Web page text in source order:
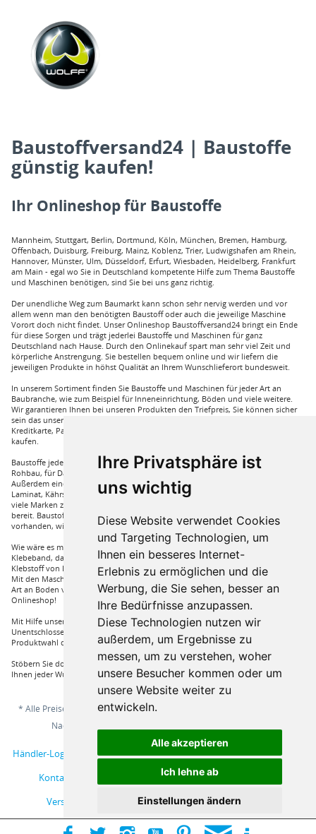
Ihre Privatsphäre ist
uns wichtig
Diese Website verwendet Cookies
und Targeting Technologien, um
Ihnen ein besseres Internet-
Erlebnis zu ermöglichen und die
Werbung, die Sie sehen, besser an
Ihre Bedürfnisse anzupassen.
Diese Technologien nutzen wir
außerdem, um Ergebnisse zu
messen, um zu verstehen, woher
unsere Besucher kommen oder um
unsere Website weiter zu
entwickeln.
Alle akzeptieren
Ich lehne ab
Einstellungen ändern
Baustoffversand24 | Baustoffe
günstig kaufen!
Ihr Onlineshop für Baustoffe
Mannheim, Stuttgart, Berlin, Dortmund, Köln, München, Bremen, Hamburg,
Offenbach, Duisburg, Freiburg, Mainz, Koblenz, Trier, Ludwigshafen am Rhein,
Hannover, Münster, Ulm, Düsseldorf, Erfurt, Wiesbaden, Heidelberg, Frankfurt
am Main - egal wo Sie in Deutschland kompetente Hilfe zum Thema Baustoffe
und Maschinen benötigen, sind Sie bei uns ganz richtig.
Der unendliche Weg zum Baumarkt kann schon sehr nervig werden und vor
allem wenn man den benötigten Baustoff oder auch die jeweilige Maschine
Vorort doch nicht findet. Unser Onlineshop Baustoffversand24 bringt ein Ende
für diese Sorgen und trägt jederlei Baustoffe und Maschinen für ganz
Deutschland nach Hause. Durch den Onlinekauf spart man sehr viel Zeit und
körperliche Anstrengung. Sie bestellen bequem online und wir liefern die
jeweiligen Produkte in höhst Qualität an Ihrem Wunschlieferort bundesweit.
In unserem Sortiment finden Sie Baustoffe und Maschinen für jeder Art an
Baubranche, wie zum Beispiel für Inneneinrichtung, Böden und viele weitere.
Wir garantieren Ihnen bei unseren Produkten den Triefpreis, Sie können sicher
sein das unsere Preisangebote die besten sind. Sie können bei uns mit
Kreditkarte, Paypal und auch mit Vorkasse bei uns auf Rechnung Baustoffe
kaufen.
Baustoffe jeder Art die sie für ihren Haus benötigen, wie beispielsweise für den
Rohbau, für Dämmungen für ihr Haus und für den Innenausbau. Wir führen
Außerdem eine große Auswahl an Bodenbelägen wie GUNREBEN Parkett, JOKA
Laminat, Kährs Parkett, Pardor Laminat, PCV Boden der Marke Wefloor und
viele Marken zu Fliesen, hierzu steht unser Service Team aus Fachprofis zur Hilfe
bereit. Baustoffe für den Außenbereich haben wir ebenso in unserem Sortiment
vorhanden, wie Dachfenster, Gartenhäuser und auch diverse Zäune.
Wie wäre es mit Klebstoffe von Uzin, wie zum Beispiel das Aluminium
Klebeband, dass Sie auch bei hoher Hitze einsetzen können oder auch ein
Klebstoff von Bona, dass für verkleben von Massivholzdielen in Einsatz kommt.
Mit den Maschinen von Wolff und Janser können sie im Handumdrehen jeder
Art an Boden verarbeiten. Vieles mehr an Marken und Artikel nur bei uns im
Onlineshop!
Mit Hilfe unserer Service Hotline sind Sie nur mit einem Anruf von ihrer
Unentschlossenheit erlöst und bekommen von einem Fachprofi die beste
Produktwahl die für sie relevant ist.
Stöbern Sie doch einfach durch unserem Sortiment und Sie werden sehen, dass
Ihnen jeder Wunsch erfüllt wird.
* Alle Preise inkl. gesetzl. Mehrwertsteuer zzgl.
Nachnahmegebühren, wenn nicht anders beschrieben
Händler-Login Musterbestellung Über uns
Hilfe / Support
Kontakt
Online-Streitschlichtungsplattform
Versand und Zahlungsbedingungen
Impressum
Widerrufsbelehrung
Datenschutzerklärung